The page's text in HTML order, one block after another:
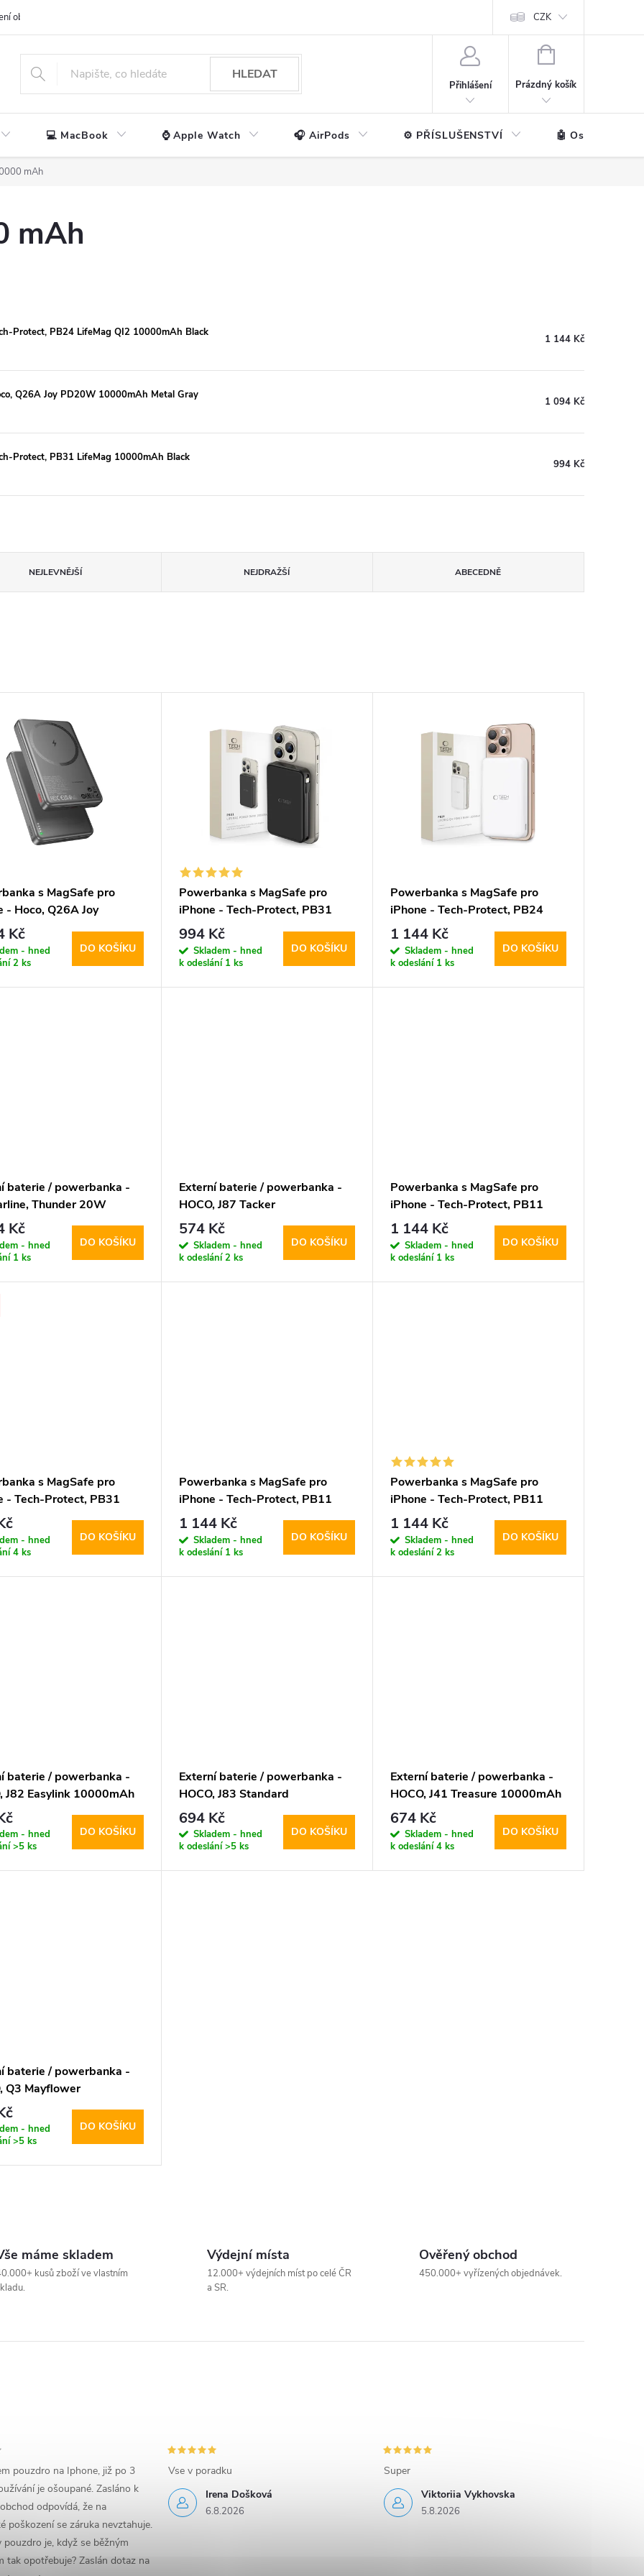
obchodu CZK
HLEDAT
Přihlášení
NÁKUPNÍ
Prázdný košík
💻 MacBook ⌚ Apple Watch 🎧 AirPods ⚙️ PŘÍSLUŠENSTVÍ 🤖 Ostatní
mAh
mAh
Protect, PB24 LifeMag QI2 10000mAh Black
1 144 Kč
Q26A Joy PD20W 10000mAh Metal Gray
1 094 Kč
Protect, PB31 LifeMag 10000mAh Black
994 Kč
NEJLEVNĚJŠÍ NEJDRAŽŠÍ ABECEDNĚ
s MagSafe pro
- Hoco, Q26A Joy
10000mAh Metal Gray
Kč
- hned
2 ks
DO KOŠÍKU
Powerbanka s MagSafe pro
iPhone - Tech-Protect, PB31
LifeMag 10000mAh Black
994 Kč
Skladem - hned
k odeslání 1 ks
DO KOŠÍKU
Powerbanka s MagSafe pro
iPhone - Tech-Protect, PB24
LifeMag QI2 10000mAh White
1 144 Kč
Skladem - hned
k odeslání 1 ks
DO KOŠÍKU
baterie / powerbanka -
Thunder 20W
Blue
Kč
- hned
1 ks
DO KOŠÍKU
Externí baterie / powerbanka -
HOCO, J87 Tacker
PD20W+QC3.0 10000mAh
Black
574 Kč
Skladem - hned
k odeslání2 ks
DO KOŠÍKU
Powerbanka s MagSafe pro
iPhone - Tech-Protect, PB11
LifeMag 10000mAh Lilac
1 144 Kč
Skladem - hned
k odeslání 1 ks
DO KOŠÍKU
s MagSafe pro
- Tech-Protect, PB31
10000mAh White
- hned
4 ks
DO KOŠÍKU
Powerbanka s MagSafe pro
iPhone - Tech-Protect, PB11
LifeMag 10000mAh White
1 144 Kč
Skladem - hned
k odeslání 1 ks
DO KOŠÍKU
Powerbanka s MagSafe pro
iPhone - Tech-Protect, PB11
LifeMag 10000mAh Black
1 144 Kč
Skladem - hned
k odeslání2 ks
DO KOŠÍKU
baterie / powerbanka -
J82 Easylink 10000mAh
- hned
>5 ks
DO KOŠÍKU
Externí baterie / powerbanka -
HOCO, J83 Standard
PD20W+QC3.0 10000mAh
Gray
694 Kč
Skladem - hned
k odeslání>5 ks
DO KOŠÍKU
Externí baterie / powerbanka -
HOCO, J41 Treasure 10000mAh
White
674 Kč
Skladem - hned
k odeslání4 ks
DO KOŠÍKU
baterie / powerbanka -
Q3 Mayflower
10000mAh
- hned
>5 ks
DO KOŠÍKU
máme skladem
kusů zboží ve vlastním
Výdejní místa
12.000+ výdejních míst po celé ČR
a SR.
Ověřený obchod
450.000+ vyřízených objednávek.
pouzdro na Iphone, již po 3
je ošoupané. Zasláno k
odpovídá, že na
poškození se záruka nevztahuje.
pouzdro je, když se běžným
tak opotřebuje? Zaslán dotaz na
Irena Došková
6.8.2026
Vse v poradku
Viktoriia Vykhovska
5.8.2026
Super